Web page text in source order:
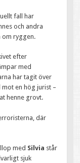
fall har
och andra
om ryggen.
efter
med
har tagit över
en hög jurist –
henne grovt.
där
med Silvia står
sjuk